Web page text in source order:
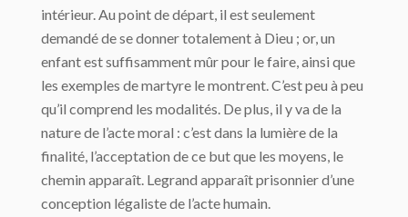
intérieur. Au point de départ, il est seulement
demandé de se donner totalement à Dieu ; or, un
enfant est suffisamment mûr pour le faire, ainsi que
les exemples de martyre le montrent. C’est peu à peu
qu’il comprend les modalités. De plus, il y va de la
nature de l’acte moral : c’est dans la lumière de la
finalité, l’acceptation de ce but que les moyens, le
chemin apparaît. Legrand apparaît prisonnier d’une
conception légaliste de l’acte humain.